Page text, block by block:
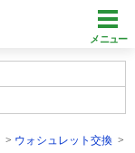
メニュー
ウォシュレット交換